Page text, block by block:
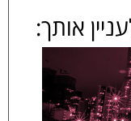
אותך: